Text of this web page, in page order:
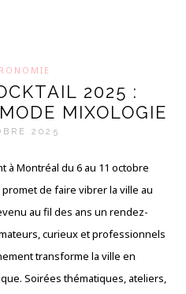
2025 :
MIXOLOGIE
2025
à Montréal du 6 au 11 octobre
de faire vibrer la ville au
au fil des ans un rendez-
curieux et professionnels
transforme la ville en
Soirées thématiques, ateliers,